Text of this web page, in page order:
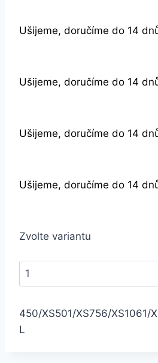
Ušijeme, doručíme do 14
Ušijeme, doručíme do 14
Ušijeme, doručíme do 14
Ušijeme, doručíme do 14
Zvolte variantu
450/XS501/XS756/XS1061/
L